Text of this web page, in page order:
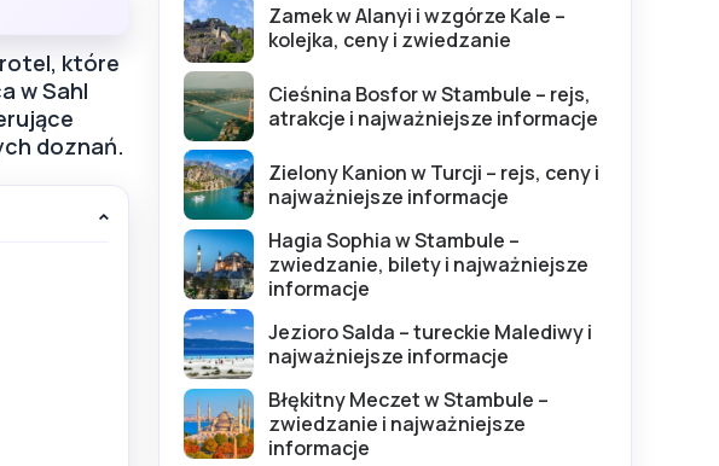
które
w Sahl
doznań.
Zamek w Alanyi i wzgórze Kale –
kolejka, ceny i zwiedzanie
Cieśnina Bosfor w Stambule – rejs,
atrakcje i najważniejsze informacje
Zielony Kanion w Turcji – rejs, ceny i
najważniejsze informacje
Hagia Sophia w Stambule –
zwiedzanie, bilety i najważniejsze
informacje
Jezioro Salda – tureckie Malediwy i
najważniejsze informacje
Błękitny Meczet w Stambule –
zwiedzanie i najważniejsze
informacje